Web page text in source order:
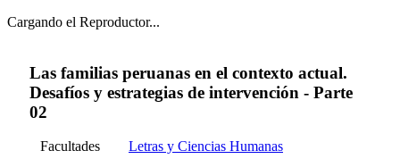
Cargando el Reproductor...
Las familias peruanas en el contexto actual.
Desafíos y estrategias de intervención - Parte
02
Facultades
Letras y Ciencias Humanas